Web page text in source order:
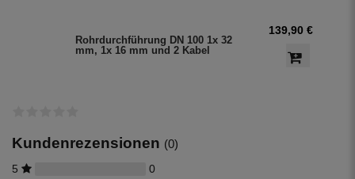
Rohrdurchführung DN 100 1x 32
mm, 1x 16 mm und 2 Kabel
139,90 €
Kundenrezensionen (0)
5
0